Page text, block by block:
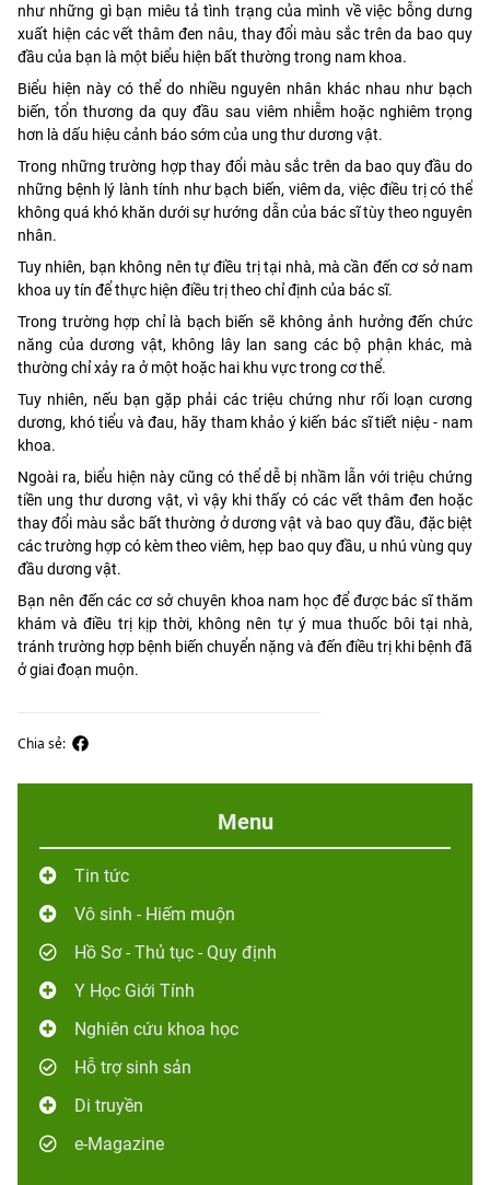
như những gì bạn miêu tả tình trạng của mình về việc bỗng dưng
xuất hiện các vết thâm đen nâu, thay đổi màu sắc trên da bao quy
đầu của bạn là một biểu hiện bất thường trong nam khoa.
Biểu hiện này có thể do nhiều nguyên nhân khác nhau như bạch
biến, tổn thương da quy đầu sau viêm nhiễm hoặc nghiêm trọng
hơn là dấu hiệu cảnh báo sớm của ung thư dương vật.
Trong những trường hợp thay đổi màu sắc trên da bao quy đầu do
những bệnh lý lành tính như bạch biến, viêm da, việc điều trị có thể
không quá khó khăn dưới sự hướng dẫn của bác sĩ tùy theo nguyên
nhân.
Tuy nhiên, bạn không nên tự điều trị tại nhà, mà cần đến cơ sở nam
khoa uy tín để thực hiện điều trị theo chỉ định của bác sĩ.
Trong trường hợp chỉ là bạch biến sẽ không ảnh hưởng đến chức
năng của dương vật, không lây lan sang các bộ phận khác, mà
thường chỉ xảy ra ở một hoặc hai khu vực trong cơ thể.
Tuy nhiên, nếu bạn gặp phải các triệu chứng như rối loạn cương
dương, khó tiểu và đau, hãy tham khảo ý kiến bác sĩ tiết niệu - nam
khoa.
Ngoài ra, biểu hiện này cũng có thể dễ bị nhầm lẫn với triệu chứng
tiền ung thư dương vật, vì vậy khi thấy có các vết thâm đen hoặc
thay đổi màu sắc bất thường ở dương vật và bao quy đầu, đặc biệt
các trường hợp có kèm theo viêm, hẹp bao quy đầu, u nhú vùng quy
đầu dương vật.
Bạn nên đến các cơ sở chuyên khoa nam học để được bác sĩ thăm
khám và điều trị kịp thời, không nên tự ý mua thuốc bôi tại nhà,
tránh trường hợp bệnh biến chuyển nặng và đến điều trị khi bệnh đã
ở giai đoạn muộn.
Chia sẻ:
Menu
Tin tức
Vô sinh - Hiếm muộn
Hồ Sơ - Thủ tục - Quy định
Y Học Giới Tính
Nghiên cứu khoa học
Hỗ trợ sinh sản
Di truyền
e-Magazine